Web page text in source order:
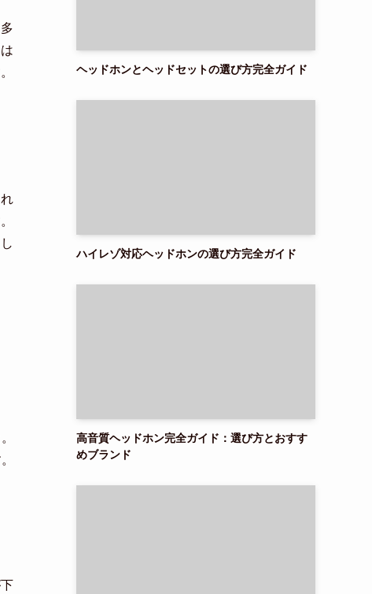
ヘッドホンとヘッドセットの選び方完全ガイド
ハイレゾ対応ヘッドホンの選び方完全ガイド
高音質ヘッドホン完全ガイド：選び方とおすす
めブランド